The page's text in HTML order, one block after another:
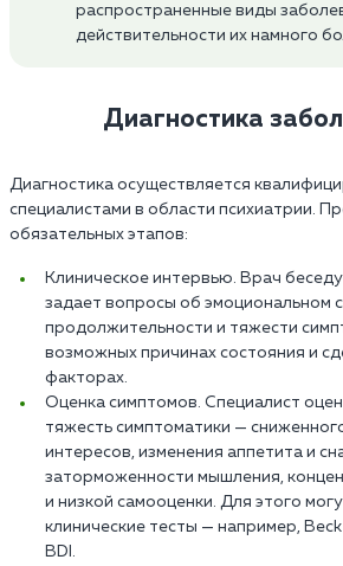
распространенные виды
действительности их намного
Диагностика
Диагностика осуществляется
специалистами в области психиатрии.
обязательных этапов:
Клиническое интервью. Врач
задает вопросы об эмоциональном
продолжительности и тяжести
возможных причинах состояния и
факторах.
Оценка симптомов. Специалист
тяжесть симптоматики —
интересов, изменения аппетита и
заторможенности мышления,
и низкой самооценки. Для этого
клинические тесты — например,
BDI.